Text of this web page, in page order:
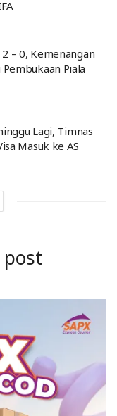
– 0, Kemenangan
Piala
Lagi, Timnas
Masuk ke AS